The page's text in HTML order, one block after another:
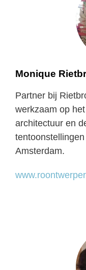
Monique
Partner bij
werkzaam op
architectuur en
Amsterdam.